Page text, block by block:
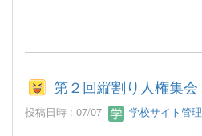
第２回縦割り人権集会
投稿日時 : 07/07 学校サイト管